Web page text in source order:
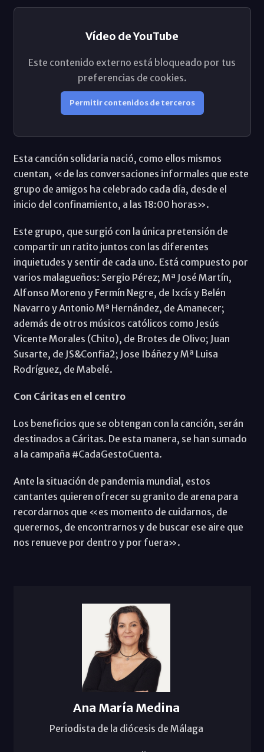
Vídeo de YouTube
Este contenido externo está bloqueado por tus
preferencias de cookies.
Permitir contenidos de terceros
Esta canción solidaria nació, como ellos mismos
cuentan, «de las conversaciones informales que este
grupo de amigos ha celebrado cada día, desde el
inicio del confinamiento, a las 18:00 horas».
Este grupo, que surgió con la única pretensión de
compartir un ratito juntos con las diferentes
inquietudes y sentir de cada uno. Está compuesto por
varios malagueños: Sergio Pérez; Mª José Martín,
Alfonso Moreno y Fermín Negre, de Ixcís y Belén
Navarro y Antonio Mª Hernández, de Amanecer;
además de otros músicos católicos como Jesús
Vicente Morales (Chito), de Brotes de Olivo; Juan
Susarte, de JS&Confia2; Jose Ibáñez y Mª Luisa
Rodríguez, de Mabelé.
Con Cáritas en el centro
Los beneficios que se obtengan con la canción, serán
destinados a Cáritas. De esta manera, se han sumado
a la campaña #CadaGestoCuenta.
Ante la situación de pandemia mundial, estos
cantantes quieren ofrecer su granito de arena para
recordarnos que «es momento de cuidarnos, de
querernos, de encontrarnos y de buscar ese aire que
nos renueve por dentro y por fuera».
Ana María Medina
Periodista de la diócesis de Málaga